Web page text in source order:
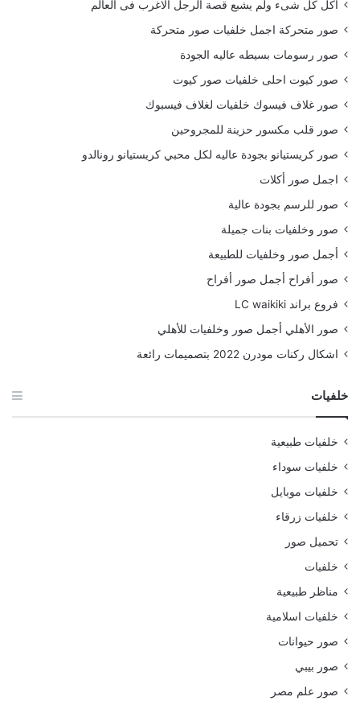
أكل كل شىء ولم يشبع قصة الرجل الاغرب فى العالم
صور متحركة اجمل خلفيات صور متحركة
صور رسومات بسيطه عاليه الجودة
صور كيوت احلى خلفيات صور كيوت
صور غلاف فيسوك خلفيات لغلاف فيسبوك
صور قلب مكسور حزينة للمجروحين
صور كريستيانو بجودة عاليه لكل محبي كريستيانو رونالدو
اجمل صور أكلات
صور للرسم بجودة عالية
صور وخلفيات بنات جميلة
أجمل صور وخلفيات للطبيعة
صور أفراح أجمل صور أفراح
فروع براند LC waikiki
صور الأهلي أجمل صور وخلفيات للأهلي
اشكال ركنات مودرن 2022 بتصميمات رائعة
خلفيات
خلفيات طبيعية
خلفيات سوداء
خلفيات موبايل
خلفيات زرقاء
تحميل صور
خلفيات
مناظر طبيعية
خلفيات اسلامية
صور حيوانات
صور بيبي
صور علم مصر